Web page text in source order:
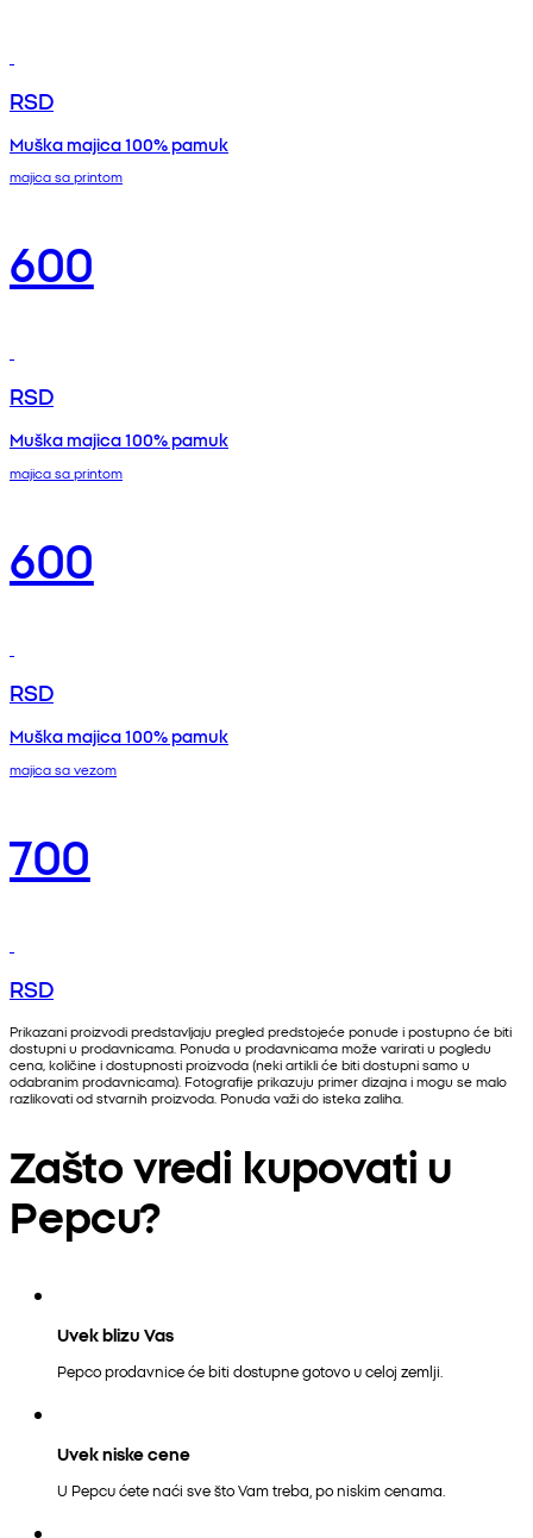
RSD
Muška majica 100% pamuk
majica sa printom
600
RSD
Muška majica 100% pamuk
majica sa printom
600
RSD
Muška majica 100% pamuk
majica sa vezom
700
RSD
Prikazani proizvodi predstavljaju pregled predstojeće ponude i postupno će biti
dostupni u prodavnicama. Ponuda u prodavnicama može varirati u pogledu
cena, količine i dostupnosti proizvoda (neki artikli će biti dostupni samo u
odabranim prodavnicama). Fotografije prikazuju primer dizajna i mogu se malo
razlikovati od stvarnih proizvoda. Ponuda važi do isteka zaliha.
Zašto vredi kupovati u
Pepcu?
Uvek blizu Vas
Pepco prodavnice će biti dostupne gotovo u celoj zemlji.
Uvek niske cene
U Pepcu ćete naći sve što Vam treba, po niskim cenama.